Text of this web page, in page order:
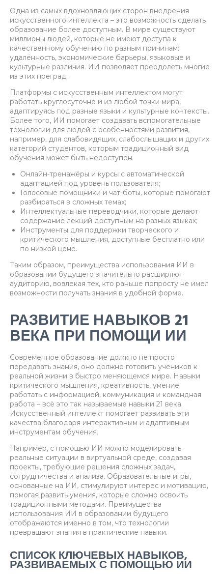
Одна из самых вдохновляющих сторон внедрения
искусственного интеллекта – это возможность сделать
образование более доступным. В мире существуют
миллионы людей, которые не имеют доступа к
качественному обучению по разным причинам:
удалённость, экономические барьеры, языковые и
культурные различия. ИИ позволяет преодолеть многие
из этих преград.
Платформы с искусственным интеллектом могут
работать круглосуточно и из любой точки мира,
адаптируясь под разные языки и культурные контексты.
Более того, ИИ помогает создавать вспомогательные
технологии для людей с особенностями развития,
например, для слабовидящих, слабослышащих и других
категорий студентов, которым традиционный вид
обучения может быть недоступен.
Онлайн-тренажёры и курсы с автоматической
адаптацией под уровень пользователя;
Голосовые помощники и чат-боты, которые помогают
разбираться в сложных темах;
Интеллектуальные переводчики, которые делают
содержание лекций доступным на разных языках;
Инструменты для поддержки творческого и
критического мышления, доступные бесплатно или
по низкой цене.
Таким образом, преимущества использования ИИ в
образовании будущего значительно расширяют
аудиторию, вовлекая тех, кто раньше попросту не имел
возможности получать знания в удобной форме.
РАЗВИТИЕ НАВЫКОВ 21
ВЕКА ПРИ ПОМОЩИ ИИ
Современное образование должно не просто
передавать знания, оно должно готовить учеников к
реальной жизни в быстро меняющемся мире. Навыки
критического мышления, креативность, умение
работать с информацией, коммуникация и командная
работа – всё это так называемые навыки 21 века.
Искусственный интеллект помогает развивать эти
качества благодаря интерактивным и адаптивным
инструментам обучения.
Например, с помощью ИИ можно моделировать
реальные ситуации в виртуальной среде, создавая
проекты, требующие решения сложных задач,
сотрудничества и анализа. Образовательные игры,
основанные на ИИ, стимулируют интерес и мотивацию,
помогая развить умения, которые сложно освоить
традиционными методами. Преимущества
использования ИИ в образовании будущего
отображаются именно в том, что технологии
превращают знания в практические навыки.
СПИСОК КЛЮЧЕВЫХ НАВЫКОВ,
РАЗВИВАЕМЫХ С ПОМОЩЬЮ ИИ